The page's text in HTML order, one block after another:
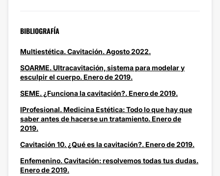
BIBLIOGRAFÍA
Multiestética. Cavitación. Agosto 2022.
SOARME. Ultracavitación, sistema para modelar y
esculpir el cuerpo. Enero de 2019.
SEME. ¿Funciona la cavitación?. Enero de 2019.
IProfesional. Medicina Estética: Todo lo que hay que
saber antes de hacerse un tratamiento. Enero de
2019.
Cavitación 10. ¿Qué es la cavitación?. Enero de 2019.
Enfemenino. Cavitación: resolvemos todas tus dudas.
Enero de 2019.